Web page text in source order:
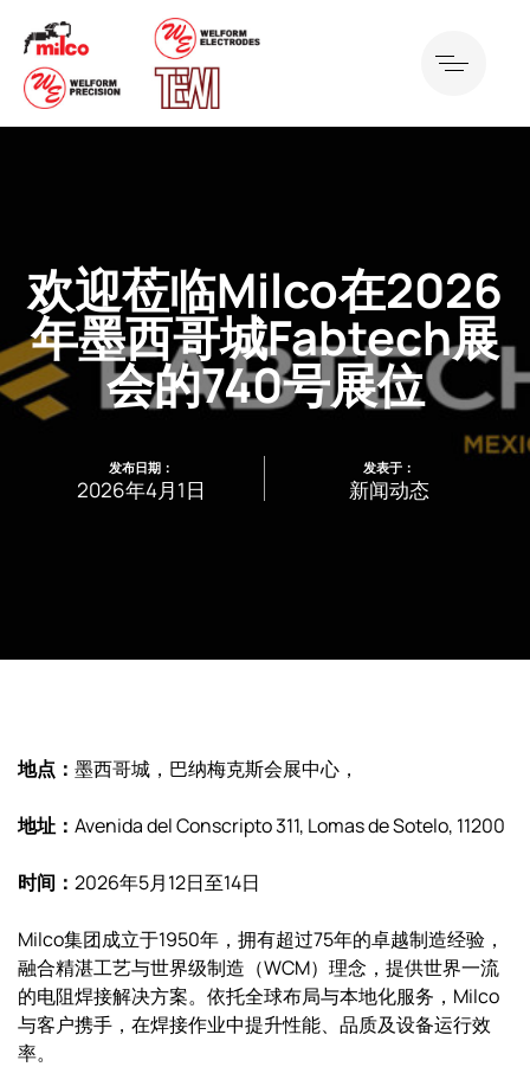
欢迎莅临Milco在2026
年墨西哥城Fabtech展
会的740号展位
发布日期：
2026年4月1日
发表于：
新闻动态
地点： 墨西哥城，巴纳梅克斯会展中心，
地址： Avenida del Conscripto 311, Lomas de Sotelo, 11200
时间： 2026年5月12日至14日
Milco集团成立于1950年，拥有超过75年的卓越制造经验，
融合精湛工艺与世界级制造（WCM）理念，提供世界一流
的电阻焊接解决方案。依托全球布局与本地化服务，Milco
与客户携手，在焊接作业中提升性能、品质及设备运行效
率。